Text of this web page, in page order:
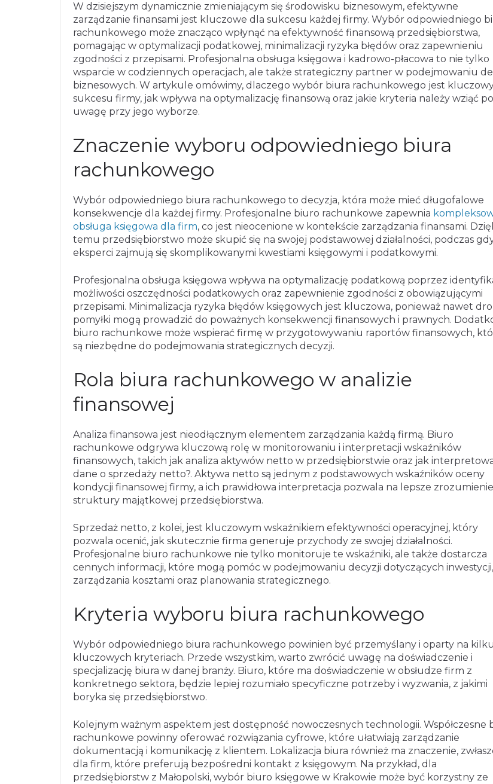
W dzisiejszym dynamicznie zmieniającym się środowisku biznesowym, efektywne
zarządzanie finansami jest kluczowe dla sukcesu każdej firmy. Wybór odpowiedniego
rachunkowego może znacząco wpłynąć na efektywność finansową przedsiębiorstwa,
pomagając w optymalizacji podatkowej, minimalizacji ryzyka błędów oraz zapewnieniu
zgodności z przepisami. Profesjonalna obsługa księgowa i kadrowo-płacowa to nie tylko
wsparcie w codziennych operacjach, ale także strategiczny partner w podejmowaniu
biznesowych. W artykule omówimy, dlaczego wybór biura rachunkowego jest
sukcesu firmy, jak wpływa na optymalizację finansową oraz jakie kryteria należy wziąć
uwagę przy jego wyborze.
Znaczenie wyboru odpowiedniego biura
rachunkowego
Wybór odpowiedniego biura rachunkowego to decyzja, która może mieć długofalowe
konsekwencje dla każdej firmy. Profesjonalne biuro rachunkowe zapewnia
obsługa księgowa dla firm, co jest nieocenione w kontekście zarządzania finansami.
temu przedsiębiorstwo może skupić się na swojej podstawowej działalności, podczas
eksperci zajmują się skomplikowanymi kwestiami księgowymi i podatkowymi.
Profesjonalna obsługa księgowa wpływa na optymalizację podatkową poprzez
możliwości oszczędności podatkowych oraz zapewnienie zgodności z obowiązującymi
przepisami. Minimalizacja ryzyka błędów księgowych jest kluczowa, ponieważ nawet
pomyłki mogą prowadzić do poważnych konsekwencji finansowych i prawnych.
biuro rachunkowe może wspierać firmę w przygotowywaniu raportów finansowych,
są niezbędne do podejmowania strategicznych decyzji.
Rola biura rachunkowego w analizie
finansowej
Analiza finansowa jest nieodłącznym elementem zarządzania każdą firmą. Biuro
rachunkowe odgrywa kluczową rolę w monitorowaniu i interpretacji wskaźników
finansowych, takich jak analiza aktywów netto w przedsiębiorstwie oraz jak
dane o sprzedaży netto?. Aktywa netto są jednym z podstawowych wskaźników oceny
kondycji finansowej firmy, a ich prawidłowa interpretacja pozwala na lepsze zrozumienie
struktury majątkowej przedsiębiorstwa.
Sprzedaż netto, z kolei, jest kluczowym wskaźnikiem efektywności operacyjnej, który
pozwala ocenić, jak skutecznie firma generuje przychody ze swojej działalności.
Profesjonalne biuro rachunkowe nie tylko monitoruje te wskaźniki, ale także dostarcza
cennych informacji, które mogą pomóc w podejmowaniu decyzji dotyczących inwestycji,
zarządzania kosztami oraz planowania strategicznego.
Kryteria wyboru biura rachunkowego
Wybór odpowiedniego biura rachunkowego powinien być przemyślany i oparty na kilku
kluczowych kryteriach. Przede wszystkim, warto zwrócić uwagę na doświadczenie i
specjalizację biura w danej branży. Biuro, które ma doświadczenie w obsłudze firm z
konkretnego sektora, będzie lepiej rozumiało specyficzne potrzeby i wyzwania, z jakimi
boryka się przedsiębiorstwo.
Kolejnym ważnym aspektem jest dostępność nowoczesnych technologii. Współczesne
rachunkowe powinny oferować rozwiązania cyfrowe, które ułatwiają zarządzanie
dokumentacją i komunikację z klientem. Lokalizacja biura również ma znaczenie,
dla firm, które preferują bezpośredni kontakt z księgowym. Na przykład, dla
przedsiębiorstw z Małopolski, wybór biuro księgowe w Krakowie może być korzystny ze